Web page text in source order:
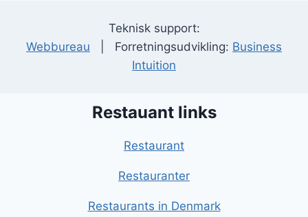
Teknisk support:
Webbureau | Forretningsudvikling: Business
Intuition
Restauant links
Restaurant
Restauranter
Restaurants in Denmark